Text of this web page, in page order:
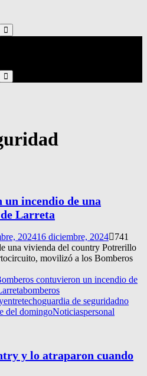
Search
Search
incendio de una
Larreta
202416 diciembre, 2024
741
una vivienda del country Potrerillo
movilizó a los Bomberos
contuvieron un incendio de
bomberos
entretechoguardia de seguridadno
del domingoNoticiaspersonal
y lo atraparon cuando